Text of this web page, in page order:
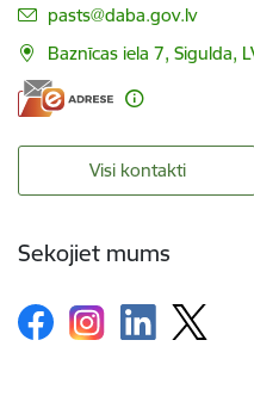
E-pasts:
pasts@daba.gov.lv
Baznīcas iela 7, Sigulda,
Visi kontakti
Sekojiet mums